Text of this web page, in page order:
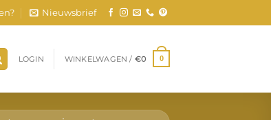
Nieuwsbrief
LOGIN WINKELWAGEN / €0 0